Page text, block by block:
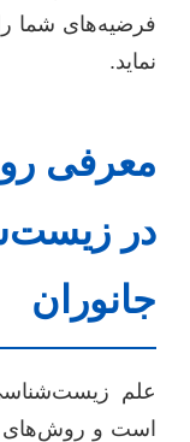
فرضیه‌های شما
نماید.
معرفی
در
جانوران
علم
است و روش‌های